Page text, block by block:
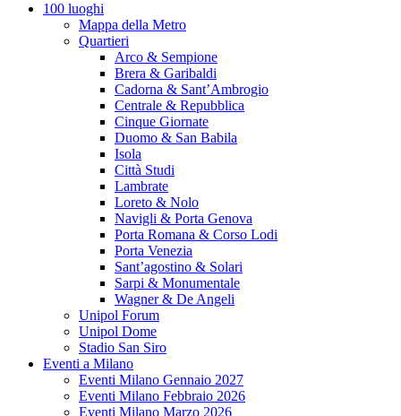
100 luoghi
Mappa della Metro
Quartieri
Arco & Sempione
Brera & Garibaldi
Cadorna & Sant’Ambrogio
Centrale & Repubblica
Cinque Giornate
Duomo & San Babila
Isola
Città Studi
Lambrate
Loreto & Nolo
Navigli & Porta Genova
Porta Romana & Corso Lodi
Porta Venezia
Sant’agostino & Solari
Sarpi & Monumentale
Wagner & De Angeli
Unipol Forum
Unipol Dome
Stadio San Siro
Eventi a Milano
Eventi Milano Gennaio 2027
Eventi Milano Febbraio 2026
Eventi Milano Marzo 2026